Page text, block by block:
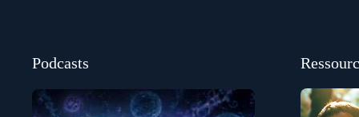
Podcasts